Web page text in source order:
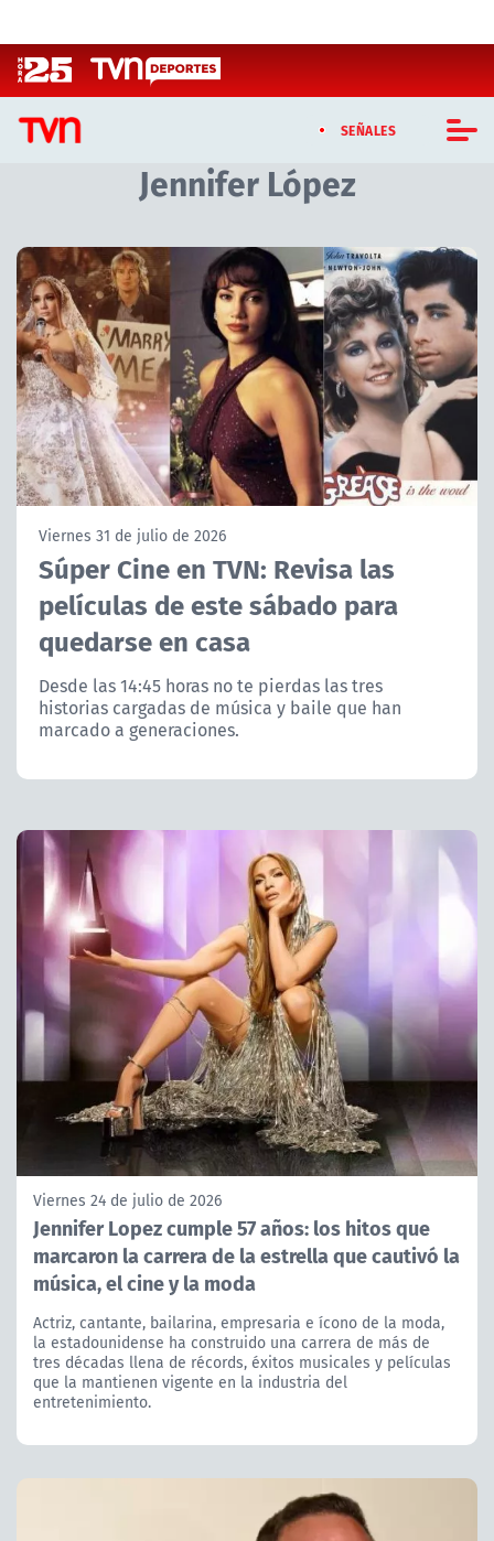
SEÑALES
CASTING MASTERCHEF CHILE
CASTING TVN VERTICAL
TVN VERTICAL
TVN PLAY
PROGRAMAS
TELESERIES
ACTUALIDAD Y TENDENCIAS
CORPORATIVO Y TRANSPARENCIA
CANAL DE DENUNCIAS
Jennifer López
Artículos relacionados con Jennifer López
Viernes 31 de julio de 2026
Súper Cine en TVN: Revisa las
películas de este sábado para
quedarse en casa
Desde las 14:45 horas no te pierdas las tres
historias cargadas de música y baile que han
marcado a generaciones.
Viernes 24 de julio de 2026
Jennifer Lopez cumple 57 años: los hitos que
marcaron la carrera de la estrella que cautivó la
música, el cine y la moda
Actriz, cantante, bailarina, empresaria e ícono de la moda,
la estadounidense ha construido una carrera de más de
tres décadas llena de récords, éxitos musicales y películas
que la mantienen vigente en la industria del
entretenimiento.